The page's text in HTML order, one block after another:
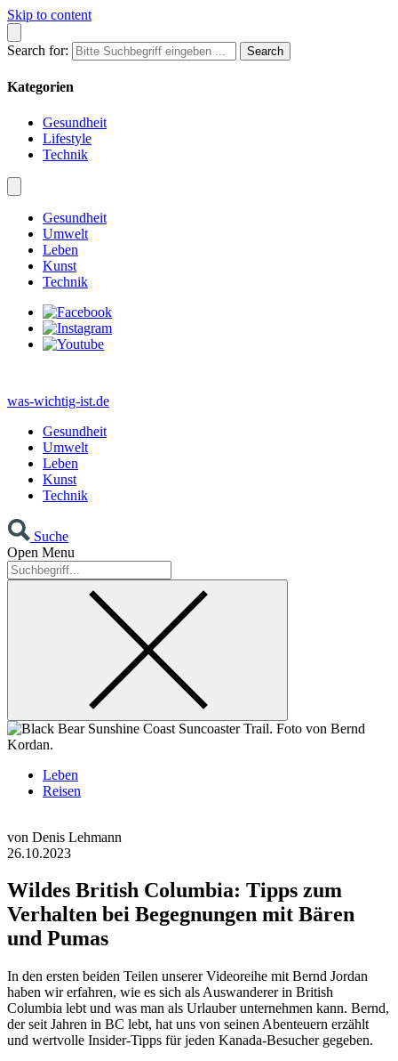
Skip to content
Search for:
Kategorien
Gesundheit
Lifestyle
Technik
Gesundheit
Umwelt
Leben
Kunst
Technik
was-wichtig-ist.de
Gesundheit
Umwelt
Leben
Kunst
Technik
Suche
Open Menu
Leben
Reisen
von Denis Lehmann
26.10.2023
Wildes British Columbia: Tipps zum
Verhalten bei Begegnungen mit Bären
und Pumas
In den ersten beiden Teilen unserer Videoreihe mit Bernd Jordan
haben wir erfahren, wie es sich als Auswanderer in British
Columbia lebt und was man als Urlauber unternehmen kann. Bernd,
der seit Jahren in BC lebt, hat uns von seinen Abenteuern erzählt
und wertvolle Insider-Tipps für jeden Kanada-Besucher gegeben.